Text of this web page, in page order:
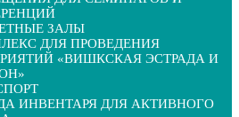
ЗАЛЫ
ДЛЯ ПРОВЕДЕНИЯ
«ВИШКСКАЯ ЭСТРАДА И
ИНВЕНТАРЯ ДЛЯ АКТИВНОГО